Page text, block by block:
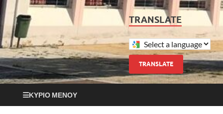
TRANSLATE
TRANSLATE
ΚΎΡΙΟ ΜΕΝΟΎ